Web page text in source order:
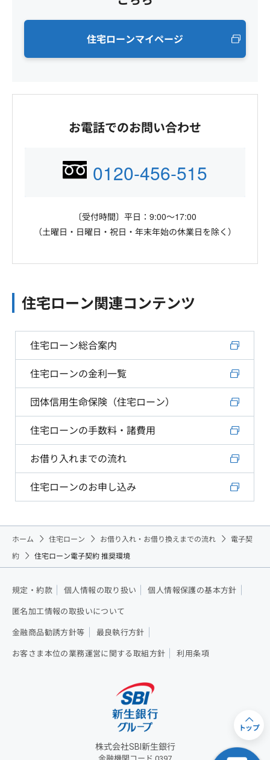
住宅ローンマイページ
お電話でのお問い合わせ
0120-456-515
〔受付時間〕平日：9:00～17:00
（土曜日・日曜日・祝日・年末年始の休業日を除く）
住宅ローン関連コンテンツ
住宅ローン総合案内
住宅ローンの金利一覧
団体信用生命保険（住宅ローン）
住宅ローンの手数料・諸費用
お借り入れまでの流れ
住宅ローンのお申し込み
ホーム 住宅ローン お借り入れ・お借り換えまでの流れ
電子契
約
住宅ローン電子契約 推奨環境
規定・約款 個人情報の取り扱い 個人情報保護の基本方針
匿名加工情報の取扱いについて
金融商品勧誘方針等 最良執行方針
お客さま本位の業務運営に関する取組方針 利用条項
株式会社SBI新生銀行
トップ